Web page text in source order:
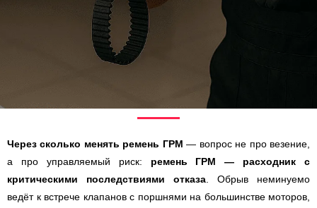
Через сколько менять ремень ГРМ— вопрос не про везение,
а про управляемый риск: ремень ГРМ — расходник с
критическими последствиями отказа. Обрыв неминуемо
ведёт к встрече клапанов с поршнями на большинстве моторов,